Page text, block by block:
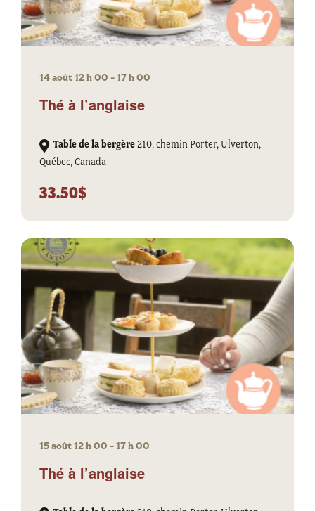
Thé à l’anglaise
14 août 12 h 00 -17 h 00
Table de la bergère210, chemin Porter, Ulverton,
Québec, Canada
33.50$
Thé à l’anglaise
15 août 12 h 00 -17 h 00